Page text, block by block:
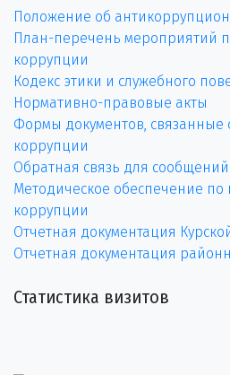
Положение об
План-перечень мероприятий
коррупции
Кодекс этики и служебного
Нормативно-правовые акты
Формы документов, связанные
коррупции
Обратная связь для
Методическое обеспечение
коррупции
Отчетная документация
Отчетная документация
Статистика визитов